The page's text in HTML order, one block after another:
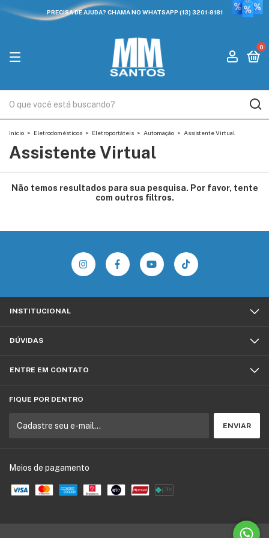
PRECISA DE AJUDA? CHAMA NO WHATSAPP (13) 3201-8181
0
Início > Eletrodomésticos > Eletroportáteis > Automação > Assistente Virtual
Assistente Virtual
Não temos resultados para sua pesquisa. Por favor, tente
com outros filtros.
INSTITUCIONAL
DÚVIDAS
ENTRE EM CONTATO
FIQUE POR DENTRO
Meios de pagamento